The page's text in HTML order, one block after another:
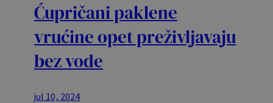
Ćupričani paklene
vrućine opet preživljavaju
bez vode
jul 10, 2024